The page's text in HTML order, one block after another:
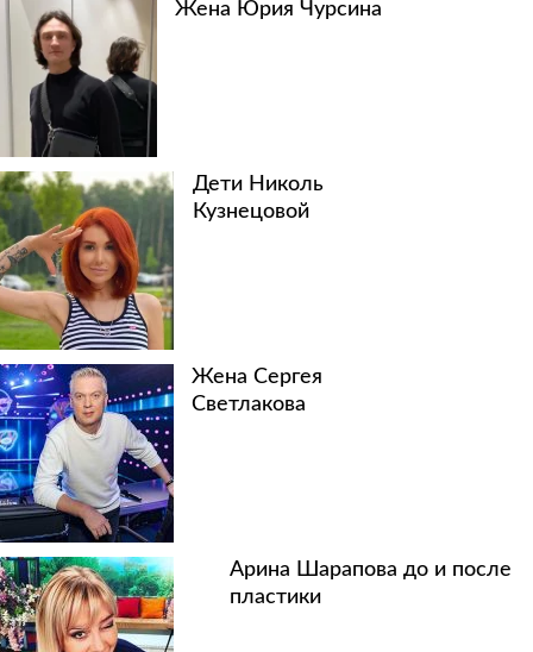
Жена Юрия Чурсина
Дети Николь
Кузнецовой
Жена Сергея
Светлакова
Арина Шарапова до и после
пластики